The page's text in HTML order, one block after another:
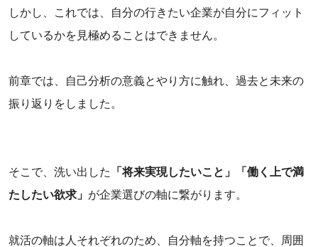
しかし、これでは、自分の行きたい企業が自分にフィット
しているかを見極めることはできません。
‌前章では、自己分析の意義とやり方に触れ、過去と未来の
振り返りをしました。
‌そこで、洗い出した
「将来実現したいこと」「働く上で満
たしたい欲求」 が企業選びの軸に繋がります。
‌就活の軸は人それぞれのため、自分軸を持つことで、周囲